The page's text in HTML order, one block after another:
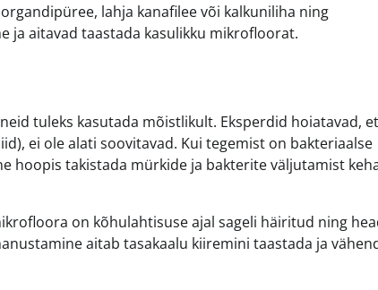
lahja kanafilee või kalkuniliha ning
ja aitavad taastada kasulikku mikrofloorat.
tuleks kasutada mõistlikult. Eksperdid hoiatavad, et
ei ole alati soovitavad. Kui tegemist on bakteriaalse
hoopis takistada mürkide ja bakterite väljutamist
on kõhulahtisuse ajal sageli häiritud ning
aitab tasakaalu kiiremini taastada ja